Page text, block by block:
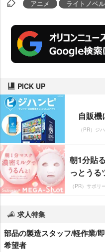
アニメ ライトノベル
PICK UP
自販機
（PR）ジ
朝1分貼
っとうる
（PR）サボリ
求人特集
部品の製造スタッフ/軽作業/
希望者